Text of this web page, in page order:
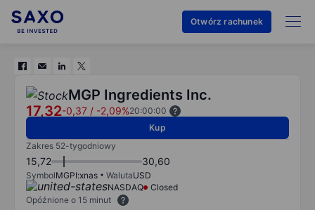
Otwórz rachunek
MGP Ingredients Inc.
17,32-0,37 / -2,09%20:00:00
Kup
Zakres 52-tygodniowy
15,72 30,60
SymbolMGPI:xnas WalutaUSD
NASDAQ
Closed
Opóźnione o 15 minut